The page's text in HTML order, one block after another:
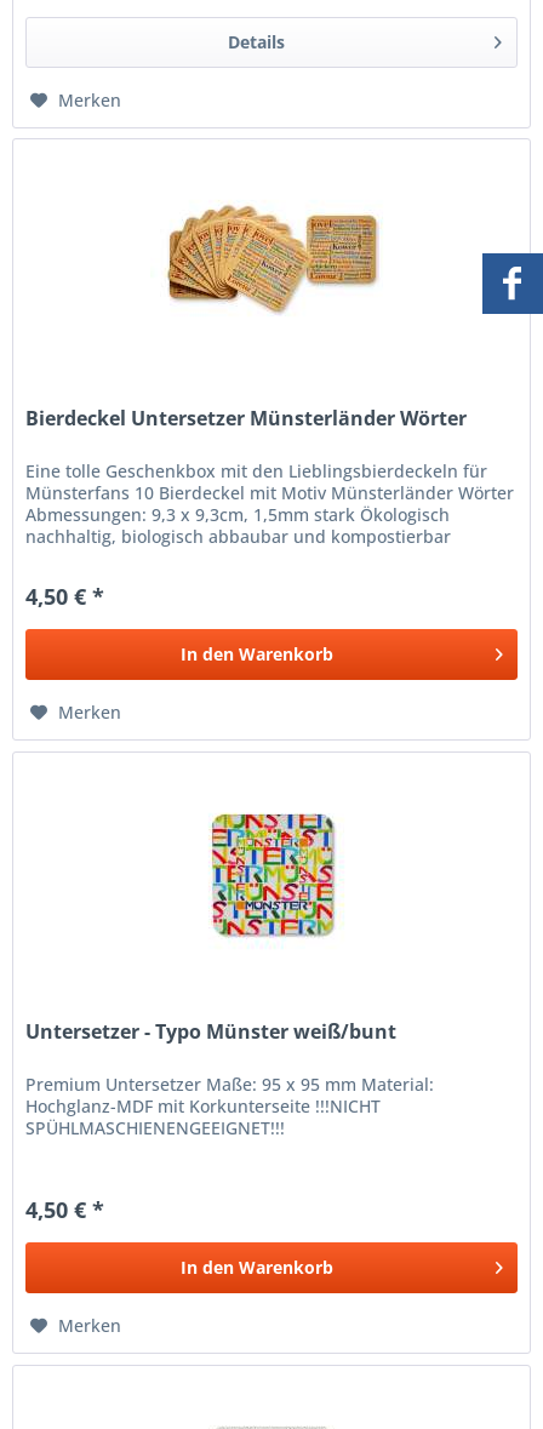
Details
Merken
Bierdeckel Untersetzer Münsterländer Wörter
Eine tolle Geschenkbox mit den Lieblingsbierdeckeln für
Münsterfans 10 Bierdeckel mit Motiv Münsterländer Wörter
Abmessungen: 9,3 x 9,3cm, 1,5mm stark Ökologisch
nachhaltig, biologisch abbaubar und kompostierbar
4,50 € *
In den Warenkorb
Merken
Untersetzer - Typo Münster weiß/bunt
Premium Untersetzer Maße: 95 x 95 mm Material:
Hochglanz-MDF mit Korkunterseite !!!NICHT
SPÜHLMASCHIENENGEEIGNET!!!
4,50 € *
In den Warenkorb
Merken